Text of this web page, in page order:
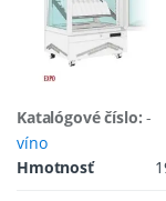
Katalógové číslo:-
víno
Hmotnosť